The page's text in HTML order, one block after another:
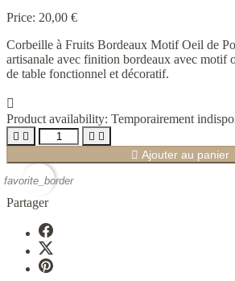
Price: 20,00 €
Corbeille à Fruits Bordeaux Motif Oeil de
artisanale avec finition bordeaux avec motif
de table fonctionnel et décoratif.

Product availability: Temporairement
   
 Ajouter au panier
favorite_border
Partager